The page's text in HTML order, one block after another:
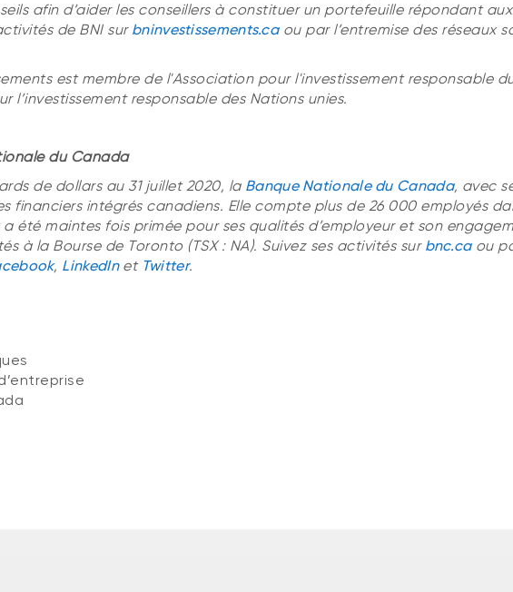
afin d’aider les conseillers à constituer un portefeuille répondant
de BNI sur bninvestissements.caou par l’entremise des réseaux
est membre de l'Association pour l'investissement responsable
l’investissement responsable des Nations unies.
du Canada
de dollars au 31 juillet 2020, la Banque Nationale du Canada, avec
financiers intégrés canadiens. Elle compte plus de 26 000 employés
été maintes fois primée pour ses qualités d’employeur et son
à la Bourse de Toronto (TSX : NA). Suivez ses activités sur bnc.caou
, LinkedInet Twitter.